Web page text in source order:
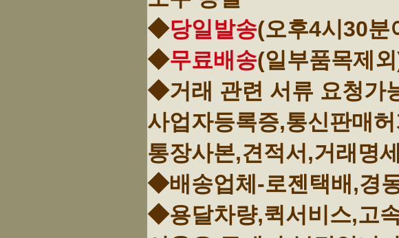
◆당일발송(오후4시30분
◆무료배송(일부품목제
◆거래 관련 서류 요청가
사업자등록증,통신판매
통장사본,견적서,거래명
◆배송업체-로젠택배,경
◆용달차량,퀵서비스,고